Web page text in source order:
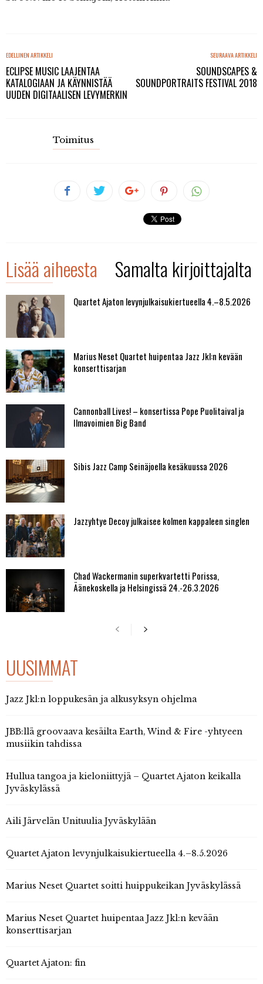
EDELLINEN ARTIKKELI
ECLIPSE MUSIC LAAJENTAA
KATALOGIAAN JA KÄYNNISTÄÄ
UUDEN DIGITAALISEN LEVYMERKIN
SEURAAVA ARTIKKELI
SOUNDSCAPES &
SOUNDPORTRAITS FESTIVAL 2018
Toimitus
Lisää aiheesta Samalta kirjoittajalta
Quartet Ajaton levynjulkaisukiertueella 4.–8.5.2026
Marius Neset Quartet huipentaa Jazz Jkl:n kevään
konserttisarjan
Cannonball Lives! – konsertissa Pope Puolitaival ja
Ilmavoimien Big Band
Sibis Jazz Camp Seinäjoella kesäkuussa 2026
Jazzyhtye Decoy julkaisee kolmen kappaleen singlen
Chad Wackermanin superkvartetti Porissa,
Äänekoskella ja Helsingissä 24.-26.3.2026
UUSIMMAT
Jazz Jkl:n loppukesän ja alkusyksyn ohjelma
JBB:llä groovaava kesäilta Earth, Wind & Fire -yhtyeen
musiikin tahdissa
Hullua tangoa ja kieloniittyjä – Quartet Ajaton keikalla
Jyväskylässä
Aili Järvelän Unituulia Jyväskylään
Quartet Ajaton levynjulkaisukiertueella 4.–8.5.2026
Marius Neset Quartet soitti huippukeikan Jyväskylässä
Marius Neset Quartet huipentaa Jazz Jkl:n kevään
konserttisarjan
Quartet Ajaton: fin